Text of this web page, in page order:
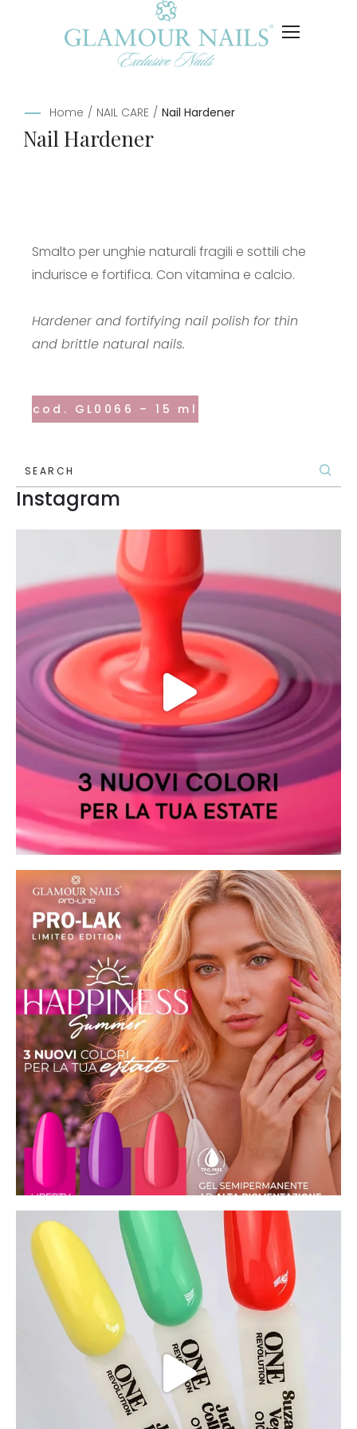
Home / NAIL CARE / Nail Hardener
Nail Hardener
Smalto per unghie naturali fragili e sottili che
indurisce e fortifica. Con vitamina e calcio.
Hardener and fortifying nail polish for thin
and brittle natural nails.
cod. GL0066 – 15 ml
SEARCH
Instagram